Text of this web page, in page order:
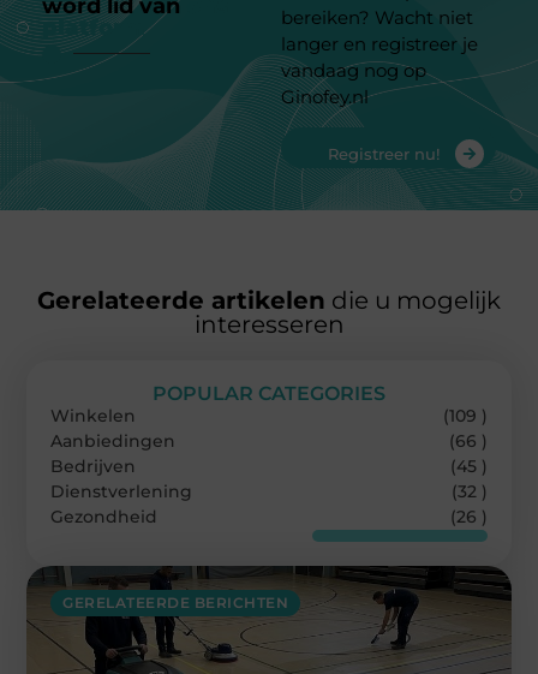
word lid van
platform
bereiken? Wacht niet
langer en registreer je
vandaag nog op
Ginofey.nl
Registreer nu!
Gerelateerde artikelen die u mogelijk
interesseren
GERELATEERDE BERICHTEN
POPULAR CATEGORIES
Winkelen
(109 )
Aanbiedingen
(66 )
Bedrijven
(45 )
Dienstverlening
(32 )
Gezondheid
(26 )